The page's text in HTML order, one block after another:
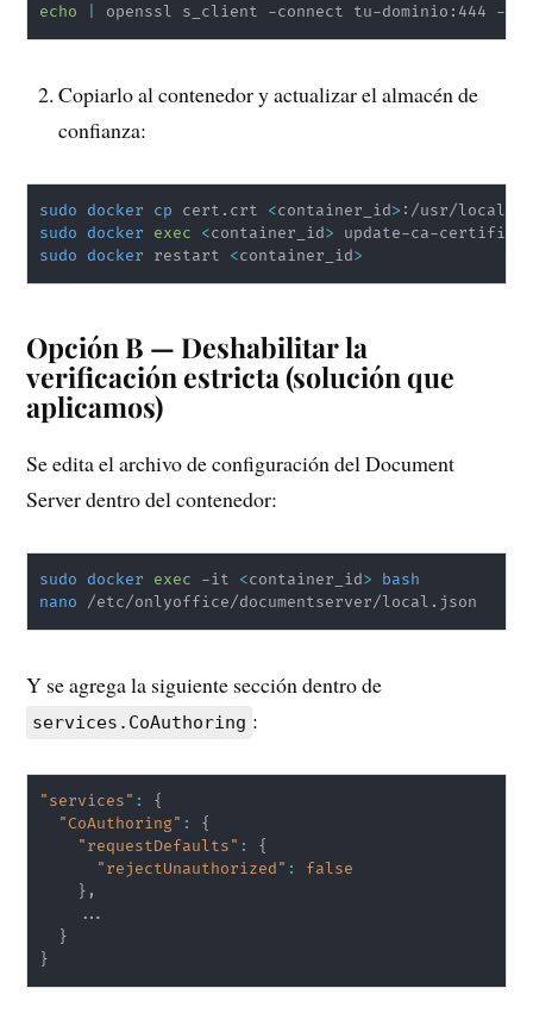
echo openssl s_client -connect tu-dominio:444 -
Copiarlo al contenedor y actualizar el almacén de
confianza:
sudo docker cp cert.crt <container_id>
sudo
docker exec <container_id>
sudo
docker restart <container_id>
Opción B — Deshabilitar la
verificación estricta (solución que
aplicamos)
Se edita el archivo de configuración del Document
Server dentro del contenedor:
sudo docker exec -it <container_id>
bash
nano /etc/onlyoffice/documentserver/local.json
Y se agrega la siguiente sección dentro de
services.CoAuthoring :
"services" :
{
"CoAuthoring" :
{
"requestDefaults" :
{
"rejectUnauthorized" :
false
} ,
    ...
}
}